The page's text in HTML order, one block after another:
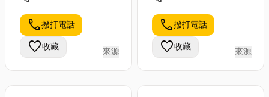
窗缺點及優
點，文末還會
分享優質的高
雄百葉窗推薦
店家，想了解
更多...
輕鬆升級智慧
居家安全；此
外，汽車晶片
鑰匙拷貝複
製，市面上各
種品...
服」的就很重
要了！下面由
小編來簡單介
call撥打電話
favorite收藏 來源
call撥打電話
favorite收藏 來源